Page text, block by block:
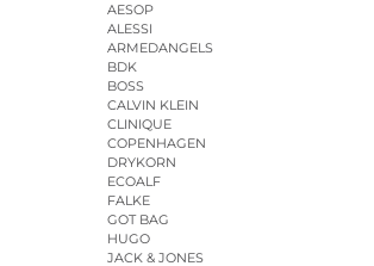
AESOP
ALESSI
ARMEDANGELS
BDK
BOSS
CALVIN KLEIN
CLINIQUE
COPENHAGEN
DRYKORN
ECOALF
FALKE
GOT BAG
HUGO
JACK & JONES